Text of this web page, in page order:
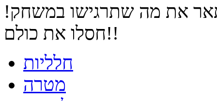
את מה שתרגישו במשחק!
חסלו את כולם!!
חלליות
מטרה